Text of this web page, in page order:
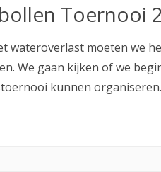
Toernooi
wateroverlast moeten we
We gaan kijken of we
kunnen